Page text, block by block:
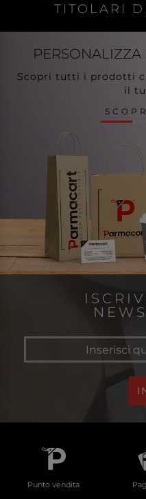
TITOLARI
PERSONALIZZA
Scopri tutti i prodotti
il
Punto vendita